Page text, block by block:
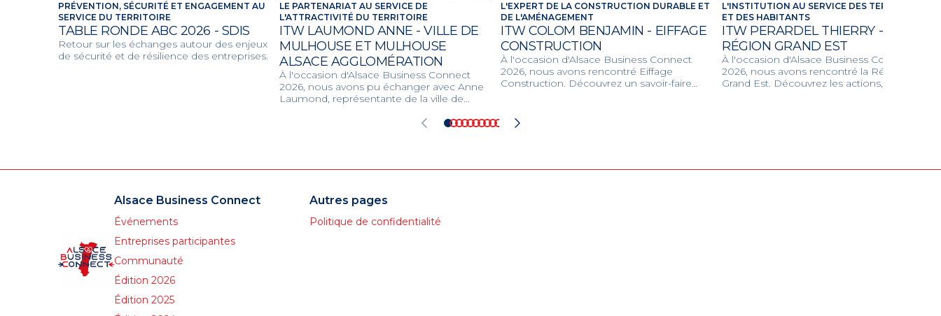
PRÉVENTION, SÉCURITÉ ET ENGAGEMENT AU
SERVICE DU TERRITOIRE
TABLE RONDE ABC 2026 - SDIS
Retour sur les échanges autour des enjeux
de sécurité et de résilience des entreprises.
LE PARTENARIAT AU SERVICE DE
L'ATTRACTIVITÉ DU TERRITOIRE
ITW LAUMOND ANNE - VILLE DE
MULHOUSE ET MULHOUSE
ALSACE AGGLOMÉRATION
À l'occasion d'Alsace Business Connect
2026, nous avons pu échanger avec Anne
Laumond, représentante de la ville de
projets structurants, les compétences
qualité de vie des habitants.
L'EXPERT DE LA CONSTRUCTION DURABLE ET
DE L'AMÉNAGEMENT
ITW COLOM BENJAMIN - EIFFAGE
CONSTRUCTION
À l'occasion d'Alsace Business Connect
2026, nous avons rencontré Eiffage
Construction. Découvrez un savoir-faire
des projets innovants et respectueux de
l'environnement.
L'INSTITUTION AU SERVICE DES TERRITOIRES
ET DES HABITANTS
ITW PERARDEL THIERRY -
RÉGION GRAND EST
À l'occasion d'Alsace Business Connect
2026, nous avons rencontré la Région
Grand Est. Découvrez les actions, les
Alsace Business Connect
Événements
Entreprises participantes
Communauté
Édition 2026
Édition 2025
Autres pages
Politique de confidentialité